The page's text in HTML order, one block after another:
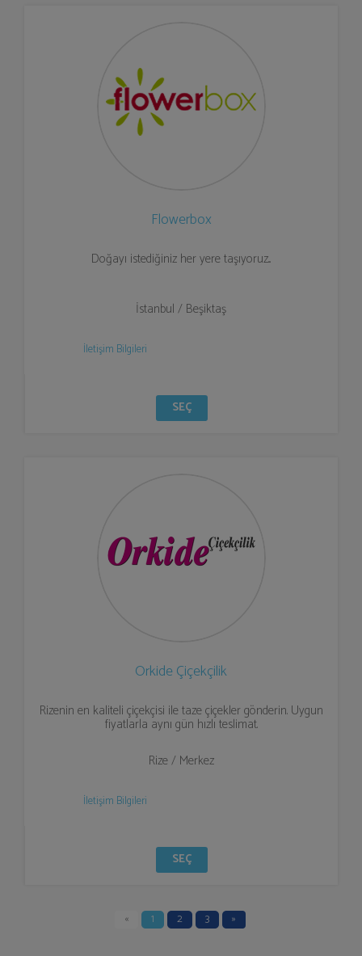
Flowerbox
Doğayı istediğiniz her yere taşıyoruz...
İstanbul / Beşiktaş
İletişim Bilgileri
SEÇ
Orkide Çiçekçilik
Rizenin en kaliteli çiçekçisi ile taze çiçekler gönderin. Uygun
fiyatlarla aynı gün hızlı teslimat.
Rize / Merkez
İletişim Bilgileri
SEÇ
« 1 2 3 »